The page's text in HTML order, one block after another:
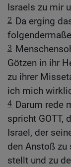
Israels zu mir
2 Da erging
3
Götzen in ihr
zu ihrer
ich mich
4 Darum rede
spricht GOTT,
Israel, der
den Anstoß
stellt und zu